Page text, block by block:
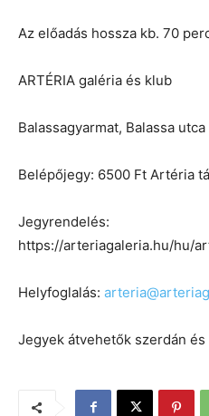
Az előadás hossza kb. 70
ARTÉRIA galéria és klub
Balassagyarmat, Balassa utca
Belépőjegy: 6500 Ft Artéria
Jegyrendelés:
https://arteriagaleria.hu/hu/
Helyfoglalás:
Jegyek átvehetők szerdán